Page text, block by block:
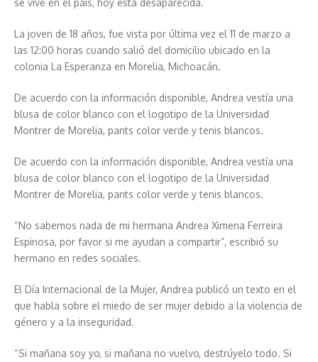
La joven de 18 años, fue vista por última vez el 11 de marzo a
las 12:00 horas cuando salió del domicilio ubicado en la
colonia La Esperanza en Morelia, Michoacán.
De acuerdo con la información disponible, Andrea vestía una
blusa de color blanco con el logotipo de la Universidad
Montrer de Morelia, pants color verde y tenis blancos.
De acuerdo con la información disponible, Andrea vestía una
blusa de color blanco con el logotipo de la Universidad
Montrer de Morelia, pants color verde y tenis blancos.
“No sabemos nada de mi hermana Andrea Ximena Ferreira
Espinosa, por favor si me ayudan a compartir”, escribió su
hermano en redes sociales.
El Día Internacional de la Mujer, Andrea publicó un texto en el
que habla sobre el miedo de ser mujer debido a la violencia de
género y a la inseguridad.
“Si mañana soy yo, si mañana no vuelvo, destrúyelo todo. Si